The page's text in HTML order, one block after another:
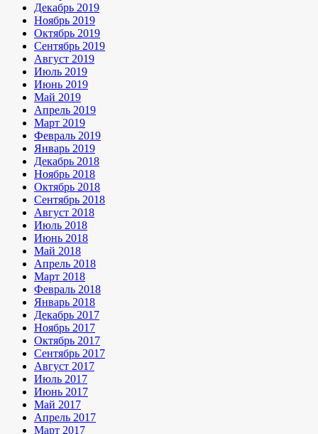
Декабрь 2019
Ноябрь 2019
Октябрь 2019
Сентябрь 2019
Август 2019
Июль 2019
Июнь 2019
Май 2019
Апрель 2019
Март 2019
Февраль 2019
Январь 2019
Декабрь 2018
Ноябрь 2018
Октябрь 2018
Сентябрь 2018
Август 2018
Июль 2018
Июнь 2018
Май 2018
Апрель 2018
Март 2018
Февраль 2018
Январь 2018
Декабрь 2017
Ноябрь 2017
Октябрь 2017
Сентябрь 2017
Август 2017
Июль 2017
Июнь 2017
Май 2017
Апрель 2017
Март 2017